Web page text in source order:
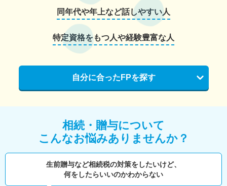
同年代や年上など話しやすい人
特定資格をもつ人や経験豊富な人
自分に合ったFPを探す
相続・贈与について
こんなお悩みありませんか？
生前贈与など相続税の対策をしたいけど、
何をしたらいいのかわからない